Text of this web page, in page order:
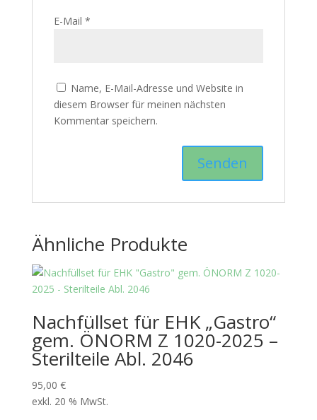
E-Mail *
Name, E-Mail-Adresse und Website in
diesem Browser für meinen nächsten
Kommentar speichern.
Ähnliche Produkte
Nachfüllset für EHK „Gastro“
gem. ÖNORM Z 1020-2025 –
Sterilteile Abl. 2046
95,00 €
exkl. 20 % MwSt.